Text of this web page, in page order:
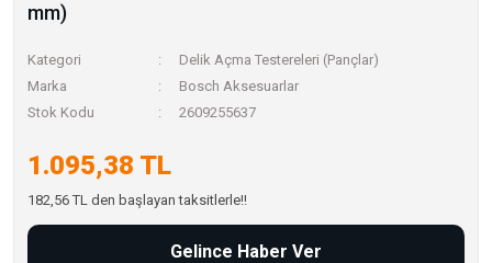
mm)
Kategori
Delik Açma Testereleri (Pançlar)
Marka
Bosch Aksesuarlar
Stok Kodu
2609255637
1.095,38 TL
182,56 TL den başlayan taksitlerle!!
Gelince Haber Ver